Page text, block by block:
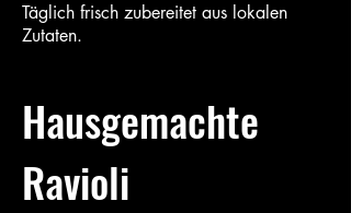
Täglich frisch zubereitet aus lokalen
Zutaten.
Hausgemachte
Ravioli